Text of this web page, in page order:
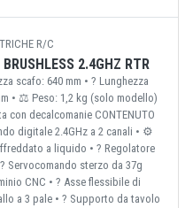
R/C
2.4GHZ RTR
scafo: 640 mm • ? Lunghezza
• ⚖️ Peso: 1,2 kg (solo modello)
con decalcomanie CONTENUTO
digitale 2.4GHz a 2 canali • ⚙️
a liquido • ? Regolatore
Servocomando sterzo da 37g
CNC • ? Asse flessibile di
a 3 pale • ? Supporto da tavolo